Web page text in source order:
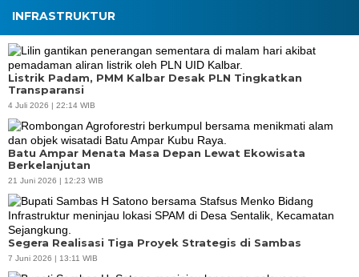
INFRASTRUKTUR
Listrik Padam, PMM Kalbar Desak PLN Tingkatkan
Transparansi
4 Juli 2026 | 22:14 WIB
Batu Ampar Menata Masa Depan Lewat Ekowisata
Berkelanjutan
21 Juni 2026 | 12:23 WIB
Segera Realisasi Tiga Proyek Strategis di Sambas
7 Juni 2026 | 13:11 WIB